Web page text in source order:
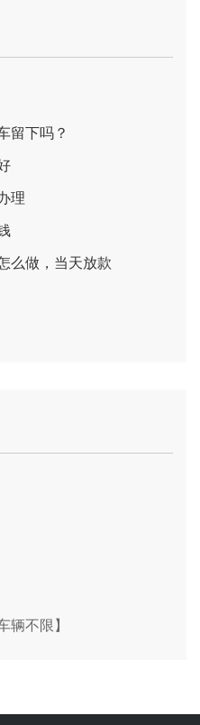
留下吗？
理
么做，当天放款
辆不限】